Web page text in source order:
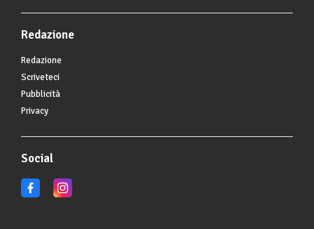
Redazione
Redazione
Scriveteci
Pubblicità
Privacy
Social